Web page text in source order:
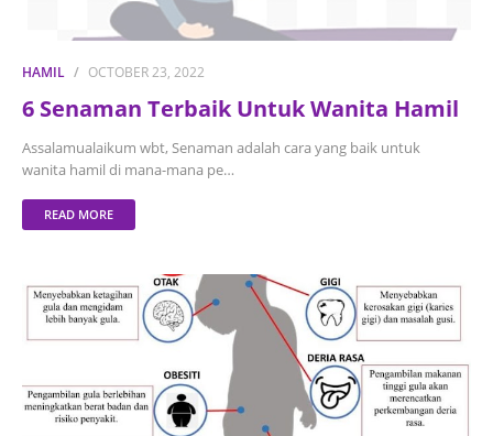
HAMIL OCTOBER 23, 2022
6 Senaman Terbaik Untuk Wanita Hamil
Assalamualaikum wbt, Senaman adalah cara yang baik untuk
wanita hamil di mana-mana pe…
READ MORE